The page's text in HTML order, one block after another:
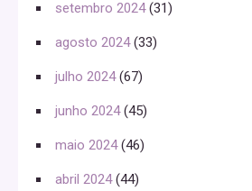
setembro 2024(31)
agosto 2024(33)
julho 2024(67)
junho 2024(45)
maio 2024(46)
abril 2024(44)